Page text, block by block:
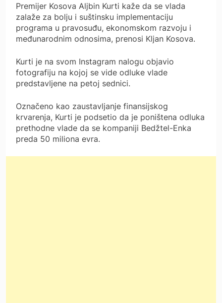
Premijer Kosova Aljbin Kurti kaže da se vlada
zalaže za bolju i suštinsku implementaciju
programa u pravosuđu, ekonomskom razvoju i
međunarodnim odnosima, prenosi Kljan Kosova.
Kurti je na svom Instagram nalogu objavio
fotografiju na kojoj se vide odluke vlade
predstavljene na petoj sednici.
Označeno kao zaustavljanje finansijskog
krvarenja, Kurti je podsetio da je poništena odluka
prethodne vlade da se kompaniji Bedžtel-Enka
preda 50 miliona evra.